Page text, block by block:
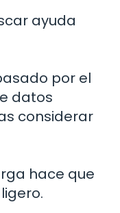
ayuda
por el
datos
considerar
hace que